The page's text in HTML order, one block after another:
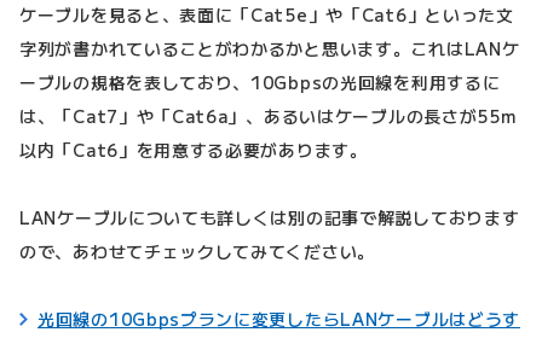
ケーブルを見ると、表面に「Cat5e」や「Cat6」といった文
字列が書かれていることがわかるかと思います。これはLANケ
ーブルの規格を表しており、10Gbpsの光回線を利用するに
は、「Cat7」や「Cat6a」、あるいはケーブルの長さが55m
以内「Cat6」を用意する必要があります。
LANケーブルについても詳しくは別の記事で解説しております
ので、あわせてチェックしてみてください。
光回線の10Gbpsプランに変更したらLANケーブルはどうす